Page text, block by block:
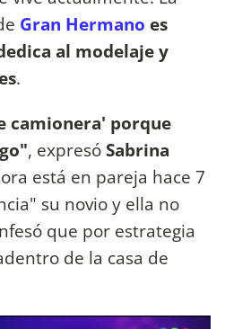
Gran Hermano es
al modelaje y
.
camionera' porque
, expresóSabrina
está en pareja hace 7
su novio y ella no
que por estrategia
de la casa de